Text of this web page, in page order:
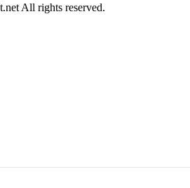
All rights reserved.